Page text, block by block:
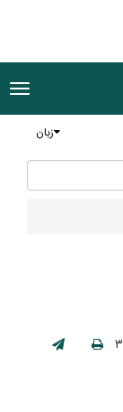
زبان